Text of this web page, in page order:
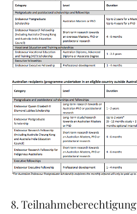
8. Teilnahmeberechtigung